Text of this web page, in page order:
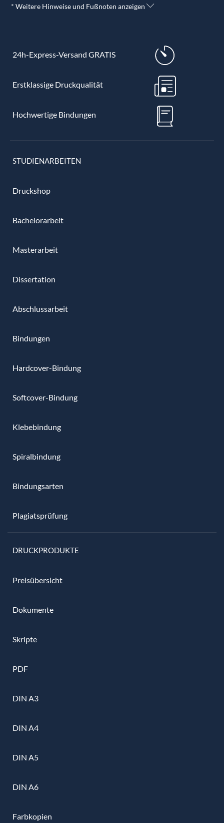
* Weitere Hinweise und Fußnoten anzeigen
24h-Express-Versand GRATIS
Erstklassige Druckqualität
Hochwertige Bindungen
STUDIENARBEITEN
Druckshop
Bachelorarbeit
Masterarbeit
Dissertation
Abschlussarbeit
Bindungen
Hardcover-Bindung
Softcover-Bindung
Klebebindung
Spiralbindung
Bindungsarten
Plagiatsprüfung
DRUCKPRODUKTE
Preisübersicht
Dokumente
Skripte
PDF
DIN A3
DIN A4
DIN A5
DIN A6
Farbkopien